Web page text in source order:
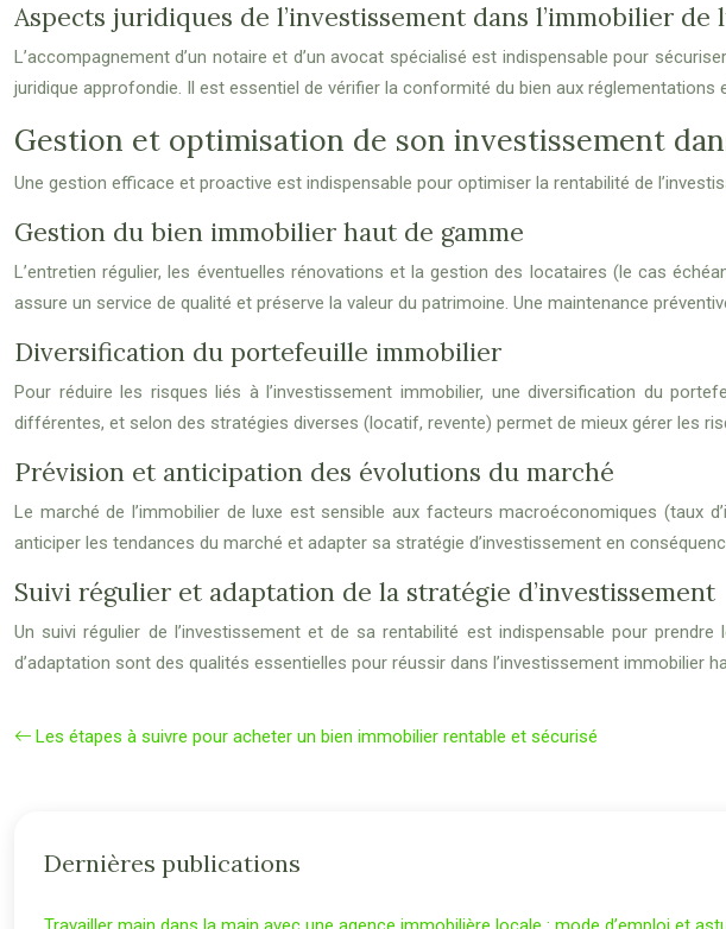
Aspects juridiques de l’investissement dans l’immobilier de
L’accompagnement d’un notaire et d’un avocat spécialisé est indispensable pour
juridique approfondie. Il est essentiel de vérifier la conformité du bien aux
Gestion et optimisation de son investissement
Une gestion efficace et proactive est indispensable pour optimiser la rentabilité de
Gestion du bien immobilier haut de gamme
L’entretien régulier, les éventuelles rénovations et la gestion des locataires (le cas
assure un service de qualité et préserve la valeur du patrimoine. Une maintenance
Diversification du portefeuille immobilier
Pour réduire les risques liés à l’investissement immobilier, une diversification du
différentes, et selon des stratégies diverses (locatif, revente) permet de mieux gérer les
Prévision et anticipation des évolutions du marché
Le marché de l’immobilier de luxe est sensible aux facteurs macroéconomiques (taux
anticiper les tendances du marché et adapter sa stratégie d’investissement en
Suivi régulier et adaptation de la stratégie d’investissement
Un suivi régulier de l’investissement et de sa rentabilité est indispensable pour
d’adaptation sont des qualités essentielles pour réussir dans l’investissement
Les étapes à suivre pour acheter un bien immobilier rentable et sécurisé
Dernières publications